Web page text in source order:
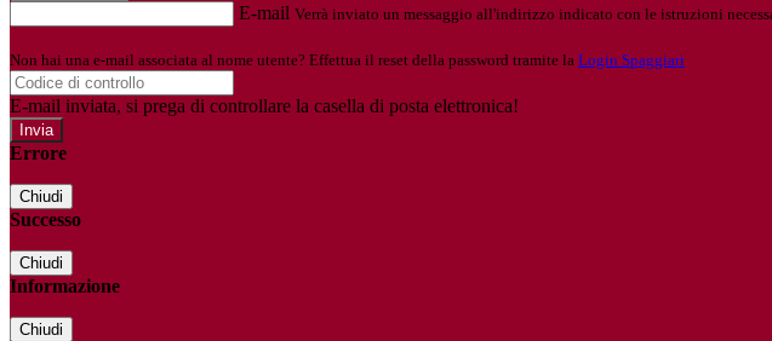
E-mail Verrà inviato un messaggio all'indirizzo indicato con le istruzioni
Non hai una e-mail associata al nome utente? Effettua il reset della password tramite la Login Spaggiari
E-mail inviata, si prega di controllare la casella di posta elettronica!
Errore
Chiudi
Successo
Chiudi
Informazione
Chiudi